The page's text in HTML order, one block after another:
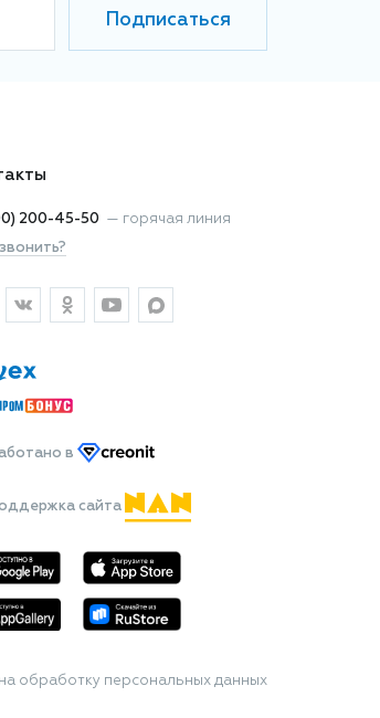
Подписаться
200-45-50 — горячая линия
в
сайта
обработку персональных данных